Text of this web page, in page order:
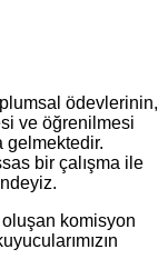
ödevlerinin,
ve öğrenilmesi
gelmektedir.
bir çalışma ile
komisyon